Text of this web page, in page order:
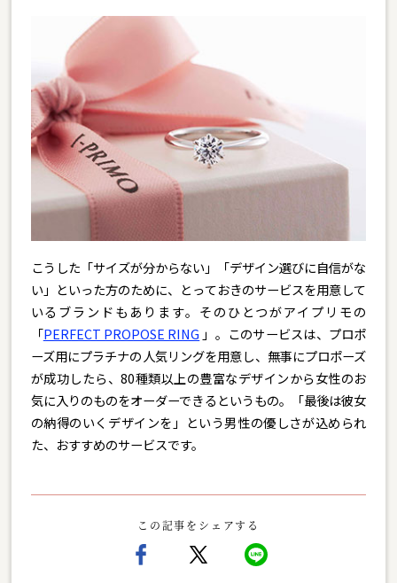
こうした「サイズが分からない」「デザイン選びに自信がな
い」といった方のために、とっておきのサービスを用意して
いるブランドもあります。そのひとつがアイプリモの
「PERFECT PROPOSE RING 」。このサービスは、プロポ
ーズ用にプラチナの人気リングを用意し、無事にプロポーズ
が成功したら、80種類以上の豊富なデザインから女性のお
気に入りのものをオーダーできるというもの。「最後は彼女
の納得のいくデザインを」という男性の優しさが込められ
た、おすすめのサービスです。
この記事をシェアする